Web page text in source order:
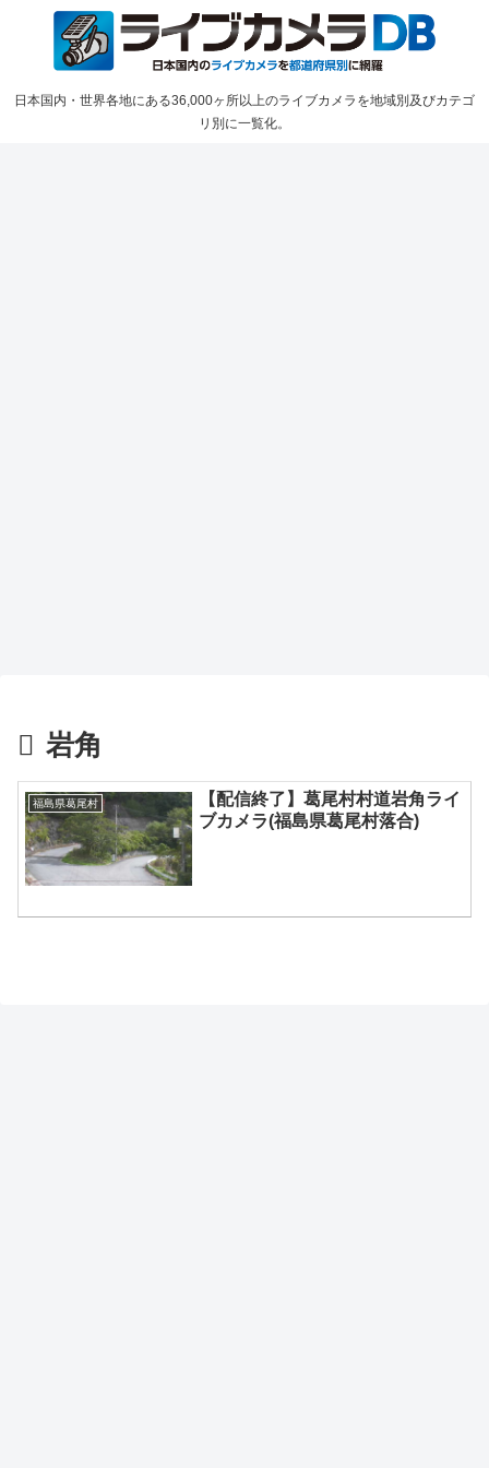
日本国内・世界各地にある36,000ヶ所以上のライブカメラを地域別及びカテゴ
リ別に一覧化。
岩角
福島県葛尾村
【配信終了】葛尾村村道岩角ライ
ブカメラ(福島県葛尾村落合)